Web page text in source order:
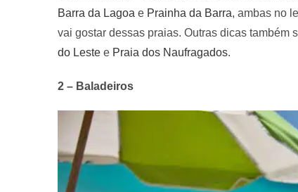
Barra da Lagoa e Prainha da Barra, ambas no
vai gostar dessas praias. Outras dicas também
do Leste e Praia dos Naufragados.
2 – Baladeiros